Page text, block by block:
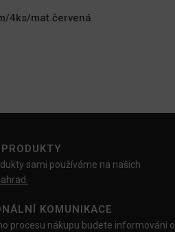
4ks/mat.červená
sami používáme na našich
KOMUNIKACE
procesu nákupu budete informováni o